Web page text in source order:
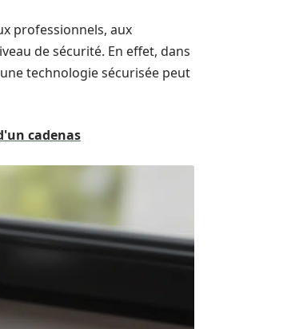
professionnels, aux
de sécurité. En effet, dans
technologie sécurisée peut
cadenas